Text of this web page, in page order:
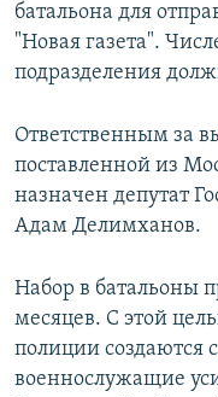
Все сайты РСЕ/РС
батальона для
"Новая газета".
подразделения
Ответственным за
поставленной из
назначен депутат
Адам Делимханов.
Набор в батальоны
месяцев. С этой
полиции создаются
военнослужащие